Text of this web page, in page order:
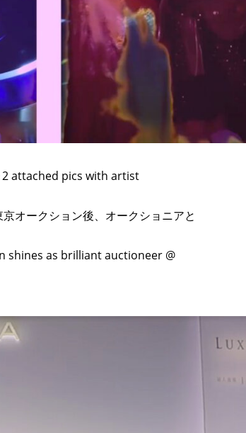
2 attached pics with artist
オークション後、オークショニアと
shines as brilliant auctioneer @